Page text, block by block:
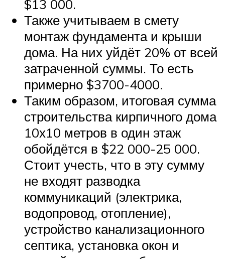
$13 000.
Также учитываем в смету
монтаж фундамента и крыши
дома. На них уйдёт 20% от всей
затраченной суммы. То есть
примерно $3700-4000.
Таким образом, итоговая сумма
строительства кирпичного дома
10х10 метров в один этаж
обойдётся в $22 000-25 000.
Стоит учесть, что в эту сумму
не входят разводка
коммуникаций (электрика,
водопровод, отопление),
устройство канализационного
септика, установка окон и